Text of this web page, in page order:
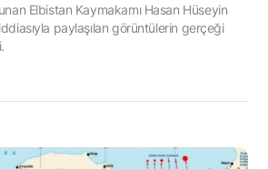
Elbistan Kaymakamı Hasan Hüseyin
paylaşılan görüntülerin gerçeği